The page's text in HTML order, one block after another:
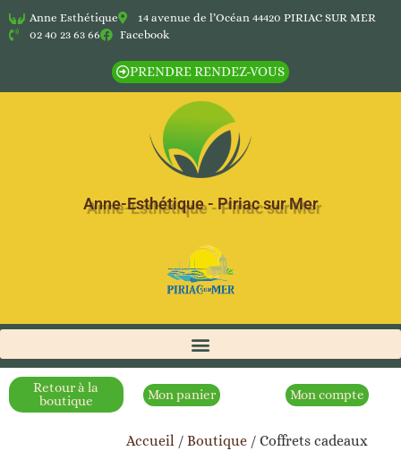
Anne Esthétique
14 avenue de l’Océan 44420 PIRIAC SUR MER
02 40 23 63 66
Facebook
PRENDRE RENDEZ-VOUS
Anne-Esthétique - Piriac sur Mer
Retour à la
boutique
Mon panier Mon compte
Accueil/ Boutique/ Coffrets cadeaux